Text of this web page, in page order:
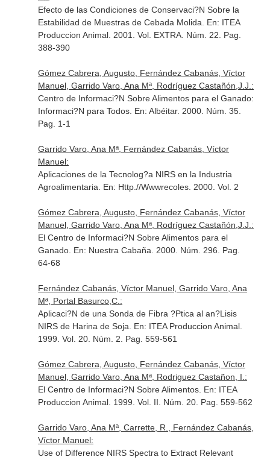
Efecto de las Condiciones de Conservaci?N Sobre la
Estabilidad de Muestras de Cebada Molida. En: ITEA
Produccion Animal. 2001. Vol. EXTRA. Núm. 22. Pag.
388-390
Gómez Cabrera, Augusto, Fernández Cabanás, Víctor
Manuel, Garrido Varo, Ana Mª, Rodríguez Castañón,J.J.:
Centro de Informaci?N Sobre Alimentos para el Ganado:
Informaci?N para Todos. En: Albéitar. 2000. Núm. 35.
Pag. 1-1
Garrido Varo, Ana Mª, Fernández Cabanás, Víctor
Manuel:
Aplicaciones de la Tecnolog?a NIRS en la Industria
Agroalimentaria. En: Http.//Wwwrecoles. 2000. Vol. 2
Gómez Cabrera, Augusto, Fernández Cabanás, Víctor
Manuel, Garrido Varo, Ana Mª, Rodríguez Castañón,J.J.:
El Centro de Informaci?N Sobre Alimentos para el
Ganado. En: Nuestra Cabaña . 2000. Núm. 296. Pag.
64-68
Fernández Cabanás, Víctor Manuel, Garrido Varo, Ana
Mª, Portal Basurco,C.:
Aplicaci?N de una Sonda de Fibra ?Ptica al an?Lisis
NIRS de Harina de Soja. En: ITEA Produccion Animal.
1999. Vol. 20. Núm. 2. Pag. 559-561
Gómez Cabrera, Augusto, Fernández Cabanás, Víctor
Manuel, Garrido Varo, Ana Mª, Rodriguez Castañon, I.:
El Centro de Informaci?N Sobre Alimentos. En: ITEA
Produccion Animal. 1999. Vol. II. Núm. 20. Pag. 559-562
Garrido Varo, Ana Mª, Carrette, R., Fernández Cabanás,
Víctor Manuel:
Use of Difference NIRS Spectra to Extract Relevant